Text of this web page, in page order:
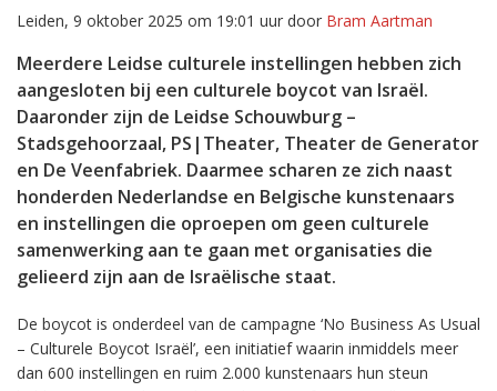
Leiden, 9 oktober 2025 om 19:01 uur door Bram Aartman
Meerdere Leidse culturele instellingen hebben zich
aangesloten bij een culturele boycot van Israël.
Daaronder zijn de Leidse Schouwburg –
Stadsgehoorzaal, PS|Theater, Theater de Generator
en De Veenfabriek. Daarmee scharen ze zich naast
honderden Nederlandse en Belgische kunstenaars
en instellingen die oproepen om geen culturele
samenwerking aan te gaan met organisaties die
gelieerd zijn aan de Israëlische staat.
De boycot is onderdeel van de campagne ‘No Business As Usual
– Culturele Boycot Israël’, een initiatief waarin inmiddels meer
dan 600 instellingen en ruim 2.000 kunstenaars hun steun